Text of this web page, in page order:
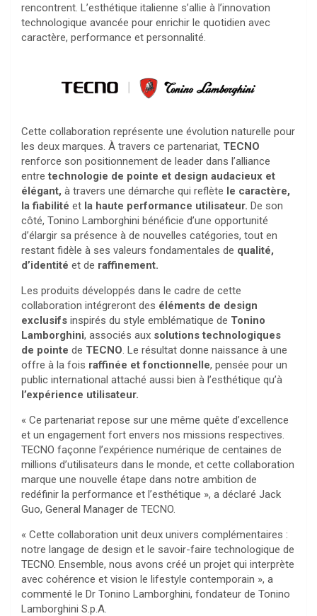
rencontrent. L’esthétique italienne s’allie à l’innovation
technologique avancée pour enrichir le quotidien avec
caractère, performance et personnalité.
Cette collaboration représente une évolution naturelle pour
les deux marques. À travers ce partenariat, TECNO
renforce son positionnement de leader dans l’alliance
entretechnologie de pointe et design audacieux et
élégant, à travers une démarche qui reflète le caractère,
la fiabilité et la haute performance utilisateur. De son
côté, Tonino Lamborghini bénéficie d’une opportunité
d’élargir sa présence à de nouvelles catégories, tout en
restant fidèle à ses valeurs fondamentales de qualité,
d’identité et de raffinement.
Les produits développés dans le cadre de cette
collaboration intégreront des éléments de design
exclusifs inspirés du style emblématique de Tonino
Lamborghini, associés aux solutions technologiques
de pointe de TECNO. Le résultat donne naissance à une
offre à la fois raffinée et fonctionnelle, pensée pour un
public international attaché aussi bien à l’esthétique qu’à
l’expérience utilisateur.
« Ce partenariat repose sur une même quête d’excellence
et un engagement fort envers nos missions respectives.
TECNO façonne l’expérience numérique de centaines de
millions d’utilisateurs dans le monde, et cette collaboration
marque une nouvelle étape dans notre ambition de
redéfinir la performance et l’esthétique », a déclaré Jack
Guo, General Manager de TECNO.
« Cette collaboration unit deux univers complémentaires :
notre langage de design et le savoir-faire technologique de
TECNO. Ensemble, nous avons créé un projet qui interprète
avec cohérence et vision le lifestyle contemporain », a
commenté le Dr Tonino Lamborghini, fondateur de Tonino
Lamborghini S.p.A.